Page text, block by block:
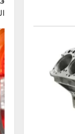
يمكن
في